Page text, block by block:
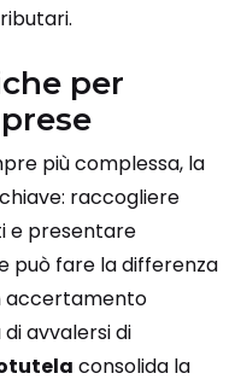
per
più complessa, la
raccogliere
e presentare
può fare la differenza
accertamento
avvalersi di
consolida la